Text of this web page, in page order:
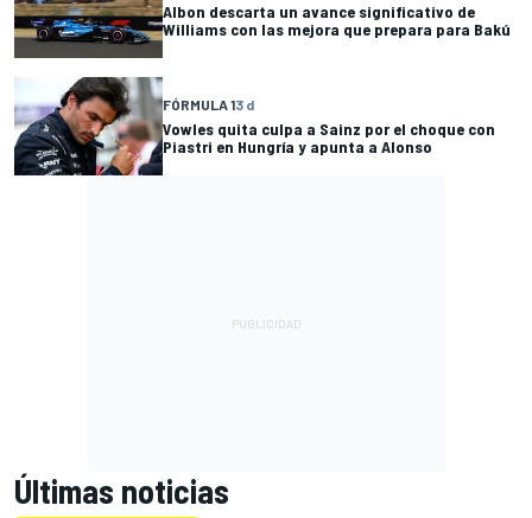
Albon descarta un avance significativo de
Williams con las mejora que prepara para Bakú
FÓRMULA 13 d
Vowles quita culpa a Sainz por el choque con
Piastri en Hungría y apunta a Alonso
Últimas noticias